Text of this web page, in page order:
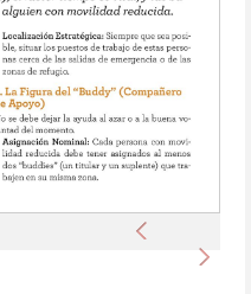
Anterior